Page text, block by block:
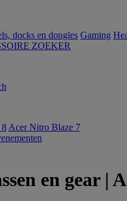
docks en dongles Gaming
ZOEKER
8 Acer Nitro Blaze 7
en gear |